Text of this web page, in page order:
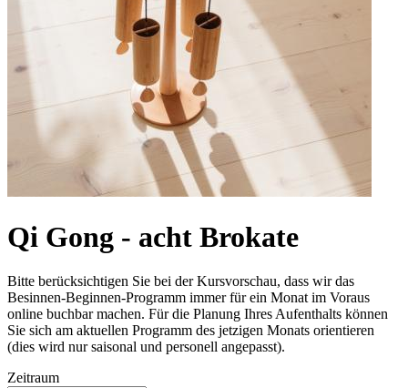
Qi Gong - acht Brokate
Bitte berücksichtigen Sie bei der Kursvorschau, dass wir das
Besinnen-Beginnen-Programm immer für ein Monat im Voraus
online buchbar machen. Für die Planung Ihres Aufenthalts können
Sie sich am aktuellen Programm des jetzigen Monats orientieren
(dies wird nur saisonal und personell angepasst).
Zeitraum